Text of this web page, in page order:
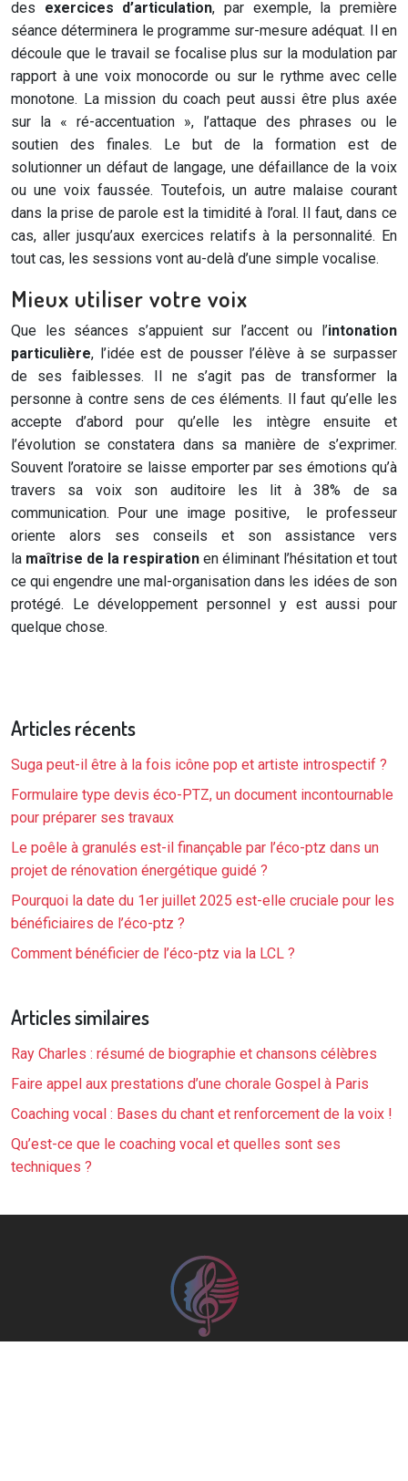
des exercices d’articulation, par exemple, la première
séance déterminera le programme sur-mesure adéquat. Il en
découle que le travail se focalise plus sur la modulation par
rapport à une voix monocorde ou sur le rythme avec celle
monotone. La mission du coach peut aussi être plus axée
sur la « ré-accentuation », l’attaque des phrases ou le
soutien des finales. Le but de la formation est de
solutionner un défaut de langage, une défaillance de la voix
ou une voix faussée. Toutefois, un autre malaise courant
dans la prise de parole est la timidité à l’oral. Il faut, dans ce
cas, aller jusqu’aux exercices relatifs à la personnalité. En
tout cas, les sessions vont au-delà d’une simple vocalise.
Mieux utiliser votre voix
Que les séances s’appuient sur l’accent ou l’intonation
particulière, l’idée est de pousser l’élève à se surpasser
de ses faiblesses. Il ne s’agit pas de transformer la
personne à contre sens de ces éléments. Il faut qu’elle les
accepte d’abord pour qu’elle les intègre ensuite et
l’évolution se constatera dans sa manière de s’exprimer.
Souvent l’oratoire se laisse emporter par ses émotions qu’à
travers sa voix son auditoire les lit à 38% de sa
communication. Pour une image positive, le professeur
oriente alors ses conseils et son assistance vers
la maîtrise de la respiration en éliminant l’hésitation et tout
ce qui engendre une mal-organisation dans les idées de son
protégé. Le développement personnel y est aussi pour
quelque chose.
Articles récents
Suga peut-il être à la fois icône pop et artiste introspectif ?
Formulaire type devis éco-PTZ, un document incontournable
pour préparer ses travaux
Le poêle à granulés est-il finançable par l’éco-ptz dans un
projet de rénovation énergétique guidé ?
Pourquoi la date du 1er juillet 2025 est-elle cruciale pour les
bénéficiaires de l’éco-ptz ?
Comment bénéficier de l’éco-ptz via la LCL ?
Articles similaires
Ray Charles : résumé de biographie et chansons célèbres
Faire appel aux prestations d’une chorale Gospel à Paris
Coaching vocal : Bases du chant et renforcement de la voix !
Qu’est-ce que le coaching vocal et quelles sont ses
techniques ?